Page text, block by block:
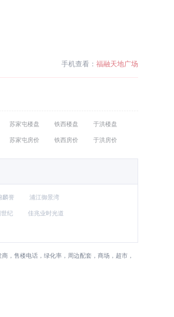
手机查看： 福融天地广场
苏家屯楼盘 铁西楼盘 于洪楼盘
苏家屯房价 铁西房价 于洪房价
麟誉 浦江御景湾
纪 佳兆业时光道
，售楼电话，绿化率，周边配套，商场，超市，